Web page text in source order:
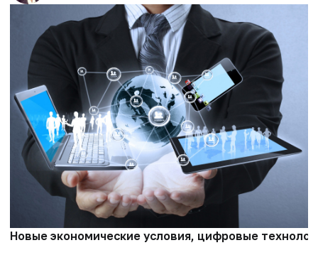
Новые экономические условия, цифровые